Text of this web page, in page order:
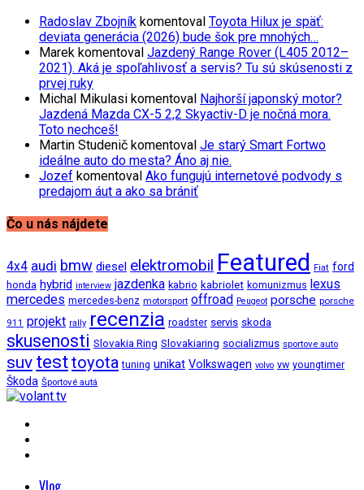
Radoslav Zbojník komentoval Toyota Hilux je späť:
deviata generácia (2026) bude šok pre mnohých…
Marek komentoval Jazdený Range Rover (L405 2012–
2021). Aká je spoľahlivosť a servis? Tu sú skúsenosti z
prvej ruky
Michal Mikulasi komentoval Najhorší japonský motor?
Jazdená Mazda CX-5 2,2 Skyactiv-D je nočná mora.
Toto nechceš!
Martin Studenič komentoval Je starý Smart Fortwo
ideálne auto do mesta? Áno aj nie.
Jozef komentoval Ako fungujú internetové podvody s
predajom áut a ako sa brániť
Čo u nás nájdete
4x4 audi bmw diesel elektromobil Featured Fiat ford
honda hybrid interview jazdenka kabrio kabriolet komunizmus lexus
mercedes mercedes-benz motorsport offroad Peugeot porsche porsche
911 projekt rally recenzia roadster servis skoda
skusenosti Slovakia Ring Slovakiaring socializmus sportove auto
suv testtoyota tuning unikat Volkswagen volvo vw youngtimer
Škoda Športové autá
Vlog